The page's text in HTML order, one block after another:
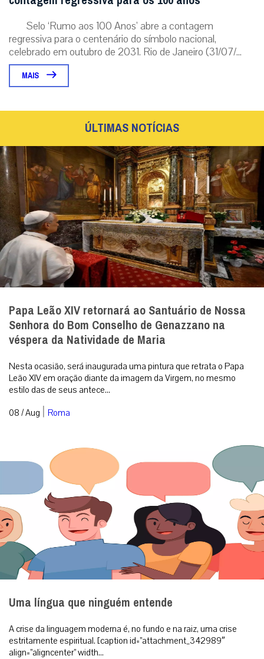
Selo ‘Rumo aos 100 Anos’ abre a contagem
regressiva para o centenário do símbolo nacional,
celebrado em outubro de 2031. Rio de Janeiro (31/07/...
MAIS
ÚLTIMAS NOTÍCIAS
Papa Leão XIV retornará ao Santuário de Nossa
Senhora do Bom Conselho de Genazzano na
véspera da Natividade de Maria
Nesta ocasião, será inaugurada uma pintura que retrata o Papa
Leão XIV em oração diante da imagem da Virgem, no mesmo
estilo das de seus antece...
08 / Aug | Roma
Uma língua que ninguém entende
A crise da linguagem moderna é, no fundo e na raiz, uma crise
estritamente espiritual. [caption id=”attachment_342989″
align=”aligncenter” width...